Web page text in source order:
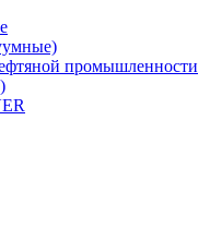
промышленности